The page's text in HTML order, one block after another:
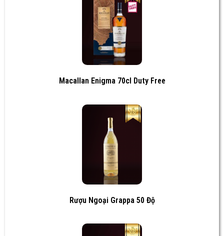
Macallan Enigma 70cl Duty Free
Rượu Ngoại Grappa 50 Độ